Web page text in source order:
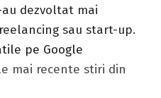
dezvoltat mai
sau start-up.
pe Google
mai recente stiri din